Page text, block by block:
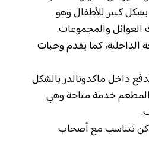
كبير للأطفال وهو
العوائل والمجموعات.
الداخلية، كما يقدم وجبات
داخل ماكدونالدز بالشكل
المطعم خدمة متاحة وهي
تتناسب مع أصحاب